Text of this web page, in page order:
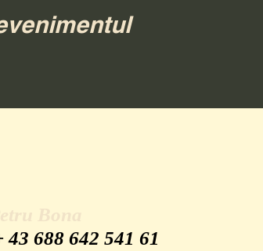
43 688 642 541 61